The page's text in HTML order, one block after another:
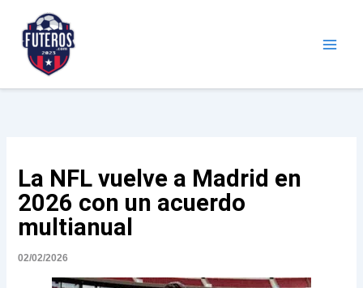
contenido
La NFL vuelve a Madrid en
2026 con un acuerdo
multianual
02/02/2026